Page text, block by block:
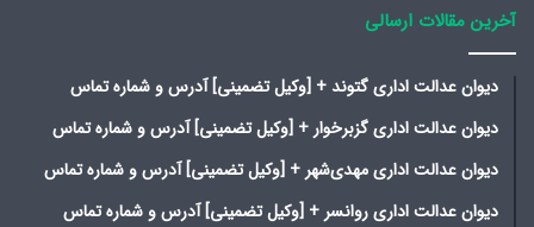
آخرین مقالات ارسالی
دیوان عدالت اداری گتوند + [وکیل تضمینی] آدرس و شماره تماس
دیوان عدالت اداری گزبرخوار + [وکیل تضمینی] آدرس و شماره تماس
دیوان عدالت اداری مهدی‌شهر + [وکیل تضمینی] آدرس و شماره تماس
دیوان عدالت اداری روانسر + [وکیل تضمینی] آدرس و شماره تماس